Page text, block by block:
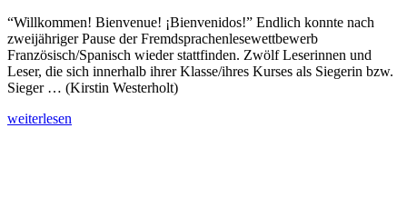
“Willkommen! Bienvenue! ¡Bienvenidos!” Endlich konnte nach
zweijähriger Pause der Fremdsprachenlesewettbewerb
Französisch/Spanisch wieder stattfinden. Zwölf Leserinnen und
Leser, die sich innerhalb ihrer Klasse/ihres Kurses als Siegerin bzw.
Sieger … (Kirstin Westerholt)
weiterlesen